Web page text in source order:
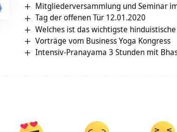
Mitgliederversammlung und Seminar
Tag der offenen Tür 12.01.2020
Welches ist das wichtigste
Vorträge vom Business Yoga Kongress
Intensiv-Pranayama 3 Stunden mit